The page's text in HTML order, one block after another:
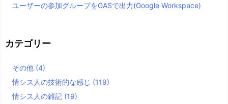
ユーザーの参加グループをGASで出力(Google Workspace)
カテゴリー
その他 (4)
情シス人の技術的な感じ (119)
情シス人の雑記 (19)